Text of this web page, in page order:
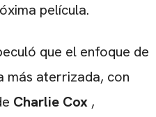
película.
que el enfoque de
más aterrizada, con
Charlie Cox ,